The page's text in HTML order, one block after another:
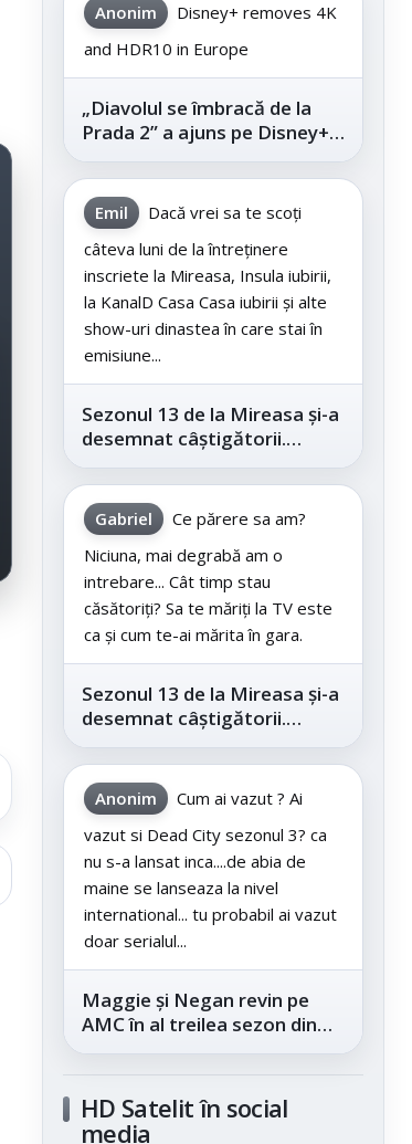
Anonim
Disney+ removes 4K
and HDR10 in Europe
„Diavolul se îmbracă de la
Prada 2” a ajuns pe Disney+,
după succesul din
cinematografe
Emil
Dacă vrei sa te scoți
câteva luni de la întreținere
inscriete la Mireasa, Insula iubirii,
la KanalD Casa Casa iubirii și alte
show-uri dinastea în care stai în
emisiune...
Sezonul 13 de la Mireasa și-a
desemnat câștigătorii.
Telespectatorii au decis care
este...
Gabriel
Ce părere sa am?
Niciuna, mai degrabă am o
intrebare... Cât timp stau
căsătoriți? Sa te măriți la TV este
ca și cum te-ai mărita în gara.
Sezonul 13 de la Mireasa și-a
desemnat câștigătorii.
Telespectatorii au decis care
este...
Anonim
Cum ai vazut ? Ai
vazut si Dead City sezonul 3? ca
nu s-a lansat inca....de abia de
maine se lanseaza la nivel
international... tu probabil ai vazut
doar serialul...
Maggie și Negan revin pe
AMC în al treilea sezon din
„The Walking Dead: Dead
HD Satelit în social
media